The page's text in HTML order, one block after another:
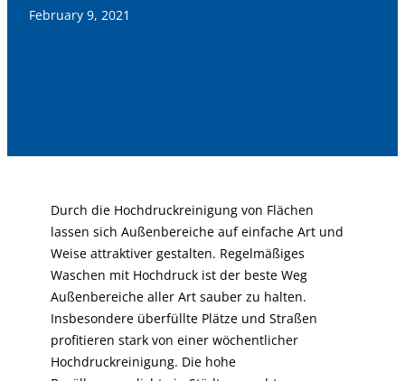
February 9, 2021
Durch die Hochdruckreinigung von Flächen
lassen sich Außenbereiche auf einfache Art und
Weise attraktiver gestalten. Regelmäßiges
Waschen mit Hochdruck ist der beste Weg
Außenbereiche aller Art sauber zu halten.
Insbesondere überfüllte Plätze und Straßen
profitieren stark von einer wöchentlicher
Hochdruckreinigung. Die hohe